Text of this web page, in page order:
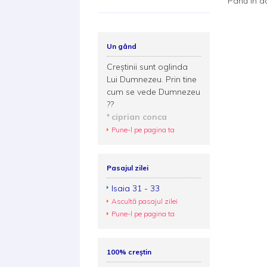
Un gând
Creştinii sunt oglinda
Lui Dumnezeu. Prin tine
cum se vede Dumnezeu
??
ciprian conca
Pune-l pe pagina ta
Pasajul zilei
Isaia 31 - 33
Ascultă pasajul zilei
Pune-l pe pagina ta
100% creștin